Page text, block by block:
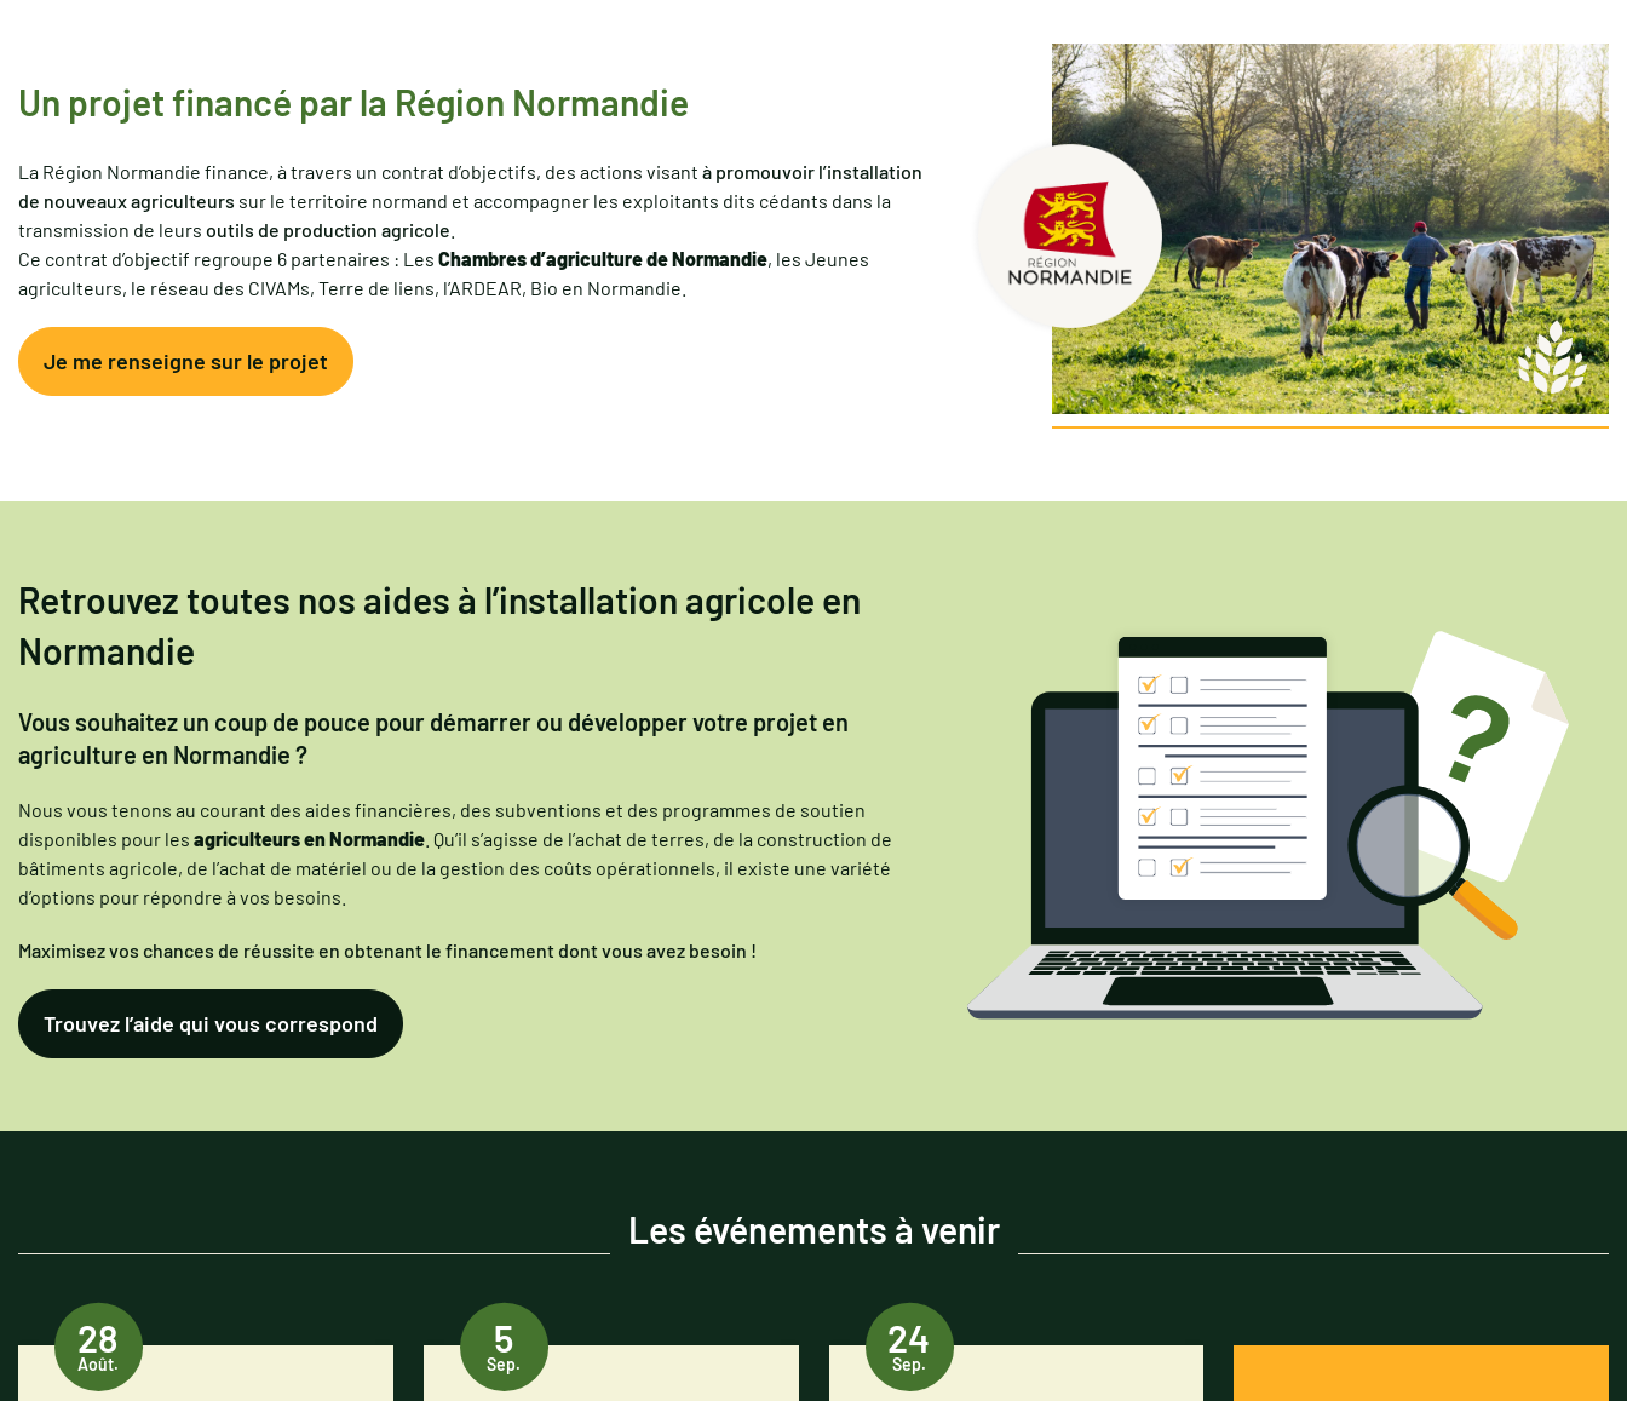
Un projet financé par la Région Normandie
La Région Normandie finance, à travers un contrat d’objectifs, des actions visant à promouvoir l’installation
de nouveaux agriculteurs sur le territoire normand et accompagner les exploitants dits cédants dans la
transmission de leurs outils de production agricole
Ce contrat d’objectif regroupe 6 partenaires : Les Chambres d’agriculture de Normandie, les Jeunes
agriculteurs, le réseau des CIVAMs, Terre de liens, l’ARDEAR, Bio en Normandie.
Je me renseigne sur le projet
Retrouvez toutes nos aides à l’installation agricole en
Normandie
Vous souhaitez un coup de pouce pour démarrer ou développer votre projet en
agriculture en Normandie ?
Nous vous tenons au courant des aides financières, des subventions et des programmes de soutien
disponibles pour les agriculteurs en Normandie . Qu’il s’agisse de l’achat de terres, de la construction de
bâtiments agricole, de l’achat de matériel ou de la gestion des coûts opérationnels, il existe une variété
d’options pour répondre à vos besoins.
Maximisez vos chances de réussite en obtenant le financement dont vous avez besoin !
Trouvez l’aide qui vous correspond
Les événements à venir
28
Août.
5
Sep.
24
Sep.